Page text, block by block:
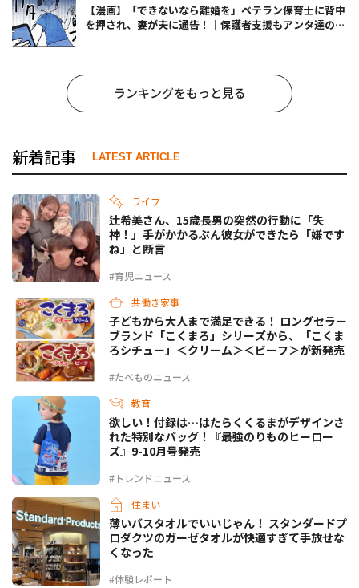
【漫画】「できないなら離婚を」ベテラン保育士に背中
を押され、妻が夫に通告！｜保護者支援もアンタ達の仕
ランキングをもっと見る
新着記事 LATEST ARTICLE
ライフ
#育児ニュース
辻希美さん、15歳長男の突然の行動に「失
神！」手がかかるぶん彼女ができたら「嫌です
ね」と断言
共働き家事
#たべものニュース
子どもから大人まで満足できる！ ロングセラー
ブランド「こくまろ」シリーズから、「こくま
ろシチュー」＜クリーム＞＜ビーフ＞が新発売
教育
#トレンドニュース
欲しい！付録は…はたらくくるまがデザインさ
れた特別なバッグ！『最強のりものヒーロー
ズ』9-10月号発売
住まい
#体験レポート
薄いバスタオルでいいじゃん！ スタンダードプ
ロダクツのガーゼタオルが快適すぎて手放せな
くなった